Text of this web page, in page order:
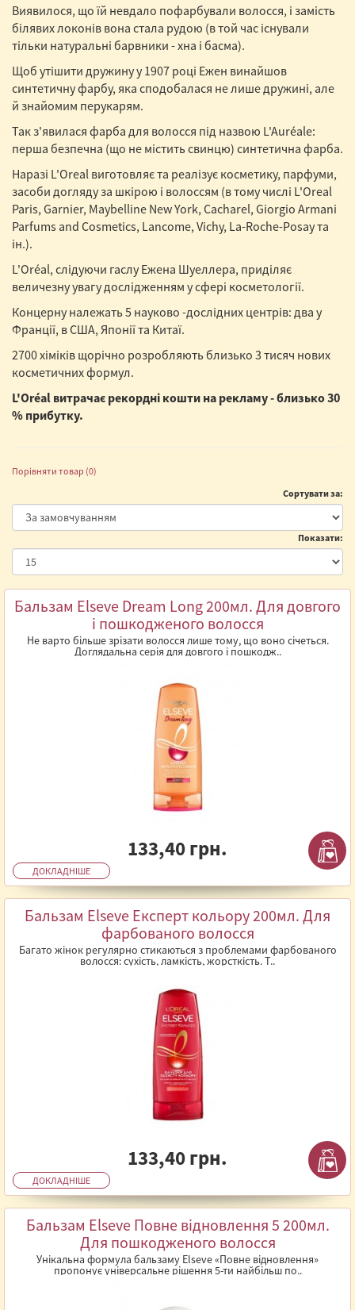
Виявилося, що їй невдало пофарбували волосся, і замість
білявих локонів вона стала рудою (в той час існували
тільки натуральні барвники - хна і басма).
Щоб утішити дружину у 1907 році Ежен винайшов
синтетичну фарбу, яка сподобалася не лише дружині, але
й знайомим перукарям.
Так з'явилася фарба для волосся під назвою L'Auréale:
перша безпечна (що не містить свинцю) синтетична фарба.
Наразі L'Oreal виготовляє та реалізує косметику, парфуми,
засоби догляду за шкірою і волоссям (в тому числі L'Oreal
Paris, Garnier, Maybelline New York, Cacharel, Giorgio Armani
Parfums and Cosmetics, Lancome, Vichy, La-Roche-Posay та
ін.).
L'Oréal, слідуючи гаслу Ежена Шуеллера, приділяє
величезну увагу дослідженням у сфері косметології.
Концерну належать 5 науково -дослідних центрів: два у
Франції, в США, Японії та Китаї.
2700 хіміків щорічно розробляють близько 3 тисяч нових
косметичних формул.
L'Oréal витрачає рекордні кошти на рекламу - близько 30
% прибутку.
Порівняти товар (0)
Сортувати за:
Показати:
Бальзам Elseve Dream Long 200мл. Для довгого
і пошкодженого волосся
Не варто більше зрізати волосся лише тому, що воно січеться.
Доглядальна серія для довгого і пошкодж..
133,40 грн.
ДОКЛАДНІШЕ
Бальзам Elseve Експерт кольору 200мл. Для
фарбованого волосся
Багато жінок регулярно стикаються з проблемами фарбованого
волосся: сухість, ламкість, жорсткість. Т..
133,40 грн.
ДОКЛАДНІШЕ
Бальзам Elseve Повне відновлення 5 200мл.
Для пошкодженого волосся
Унікальна формула бальзаму Elseve «Повне відновлення»
пропонує універсальне рішення 5-ти найбільш по..